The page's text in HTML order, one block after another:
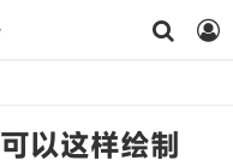
以这样绘制